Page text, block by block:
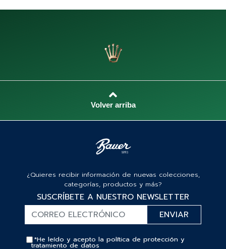
¿Quieres recibir información de nuevas colecciones,
categorías, productos y más?
SUSCRÍBETE A NUESTRO NEWSLETTER
*He leído y acepto la política de protección y
tratamiento de datos